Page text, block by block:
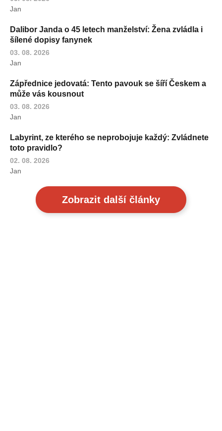
Jan
Dalibor Janda o 45 letech manželství: Žena zvládla i
šílené dopisy fanynek
03. 08. 2026
Jan
Zápřednice jedovatá: Tento pavouk se šíří Českem a
může vás kousnout
03. 08. 2026
Jan
Labyrint, ze kterého se neprobojuje každý: Zvládnete
toto pravidlo?
02. 08. 2026
Jan
Zobrazit další články